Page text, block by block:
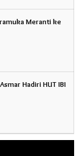
Meranti ke
Hadiri HUT IBI